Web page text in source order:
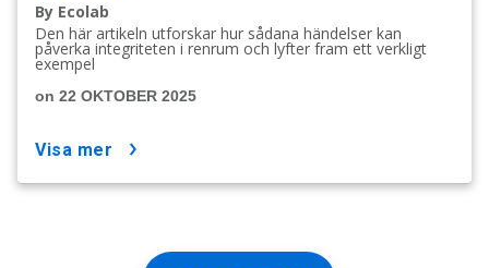
By Ecolab
Den här artikeln utforskar hur sådana händelser kan
påverka integriteten i renrum och lyfter fram ett verkligt
exempel
on 22 OKTOBER 2025
visa mer